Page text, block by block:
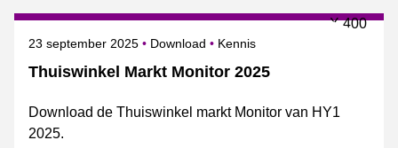
Thuiswinkel Markt Monitor 2025
Gepubliceerd op
23 september 2025 Download Onderwerpen
Kennis
Download de Thuiswinkel markt Monitor van HY1
2025.